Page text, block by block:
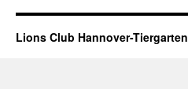
Lions Club Hannover-Tiergarten